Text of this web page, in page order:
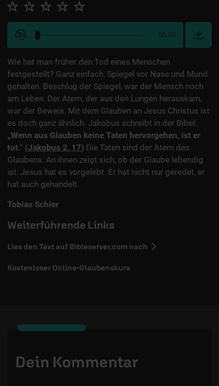
00:50
Wie hat man früher den Tod eines Menschen
festgestellt? Ganz einfach: Spiegel vor Nase und Mund
gehalten. Beschlug der Spiegel, war der Mensch noch
am Leben. Der Atem, der aus den Lungen herauskam,
war der Beweis. Mit dem Glauben an Jesus Christus ist
es doch ganz ähnlich. Jakobus schreibt in der Bibel:
„Wenn aus Glauben keine Taten hervorgehen, ist er
tot.“ (Jakobus 2, 17) Die Taten sind der Atem des
Glaubens. An ihnen zeigt sich, ob der Glaube lebendig
ist. Jesus hat es vorgelebt. Er hat nicht nur geredet, er
hat auch gehandelt.
Tobias Schier
Weiterführende Links
Lies den Text auf Bibleserver.com nach
Kostenloser Online-Glaubenskurs
Dein Kommentar